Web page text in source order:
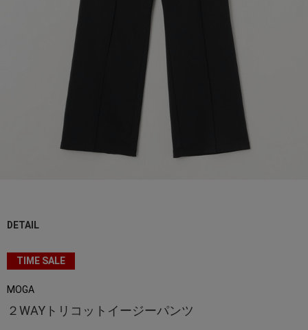
DETAIL
TIME SALE
MOGA
２WAYトリコットイージーパンツ